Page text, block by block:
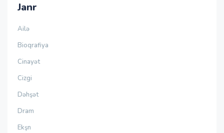
Janr
Ailə
Bioqrafiya
Cinayət
Cizgi
Dəhşət
Dram
Ekşn